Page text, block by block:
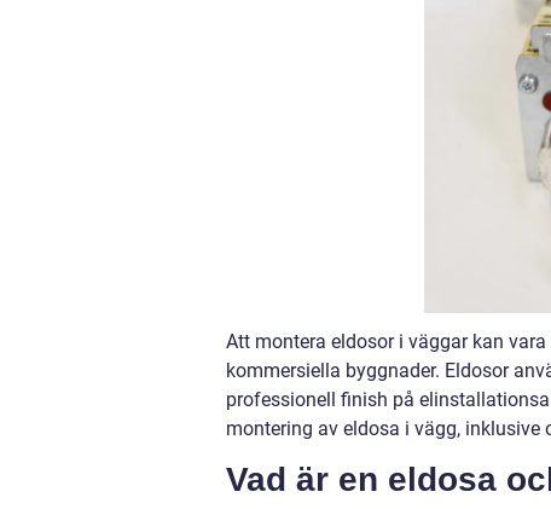
Att montera eldosor i väggar kan
kommersiella byggnader. Eldosor
professionell finish på
montering av eldosa i vägg,
Vad är en eldosa